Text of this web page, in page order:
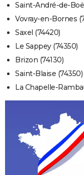
Saint-André-de-
Vovray-en-Bornes
Saxel (74420)
Le Sappey (74350)
Brizon (74130)
Saint-Blaise (74350)
La Chapelle-